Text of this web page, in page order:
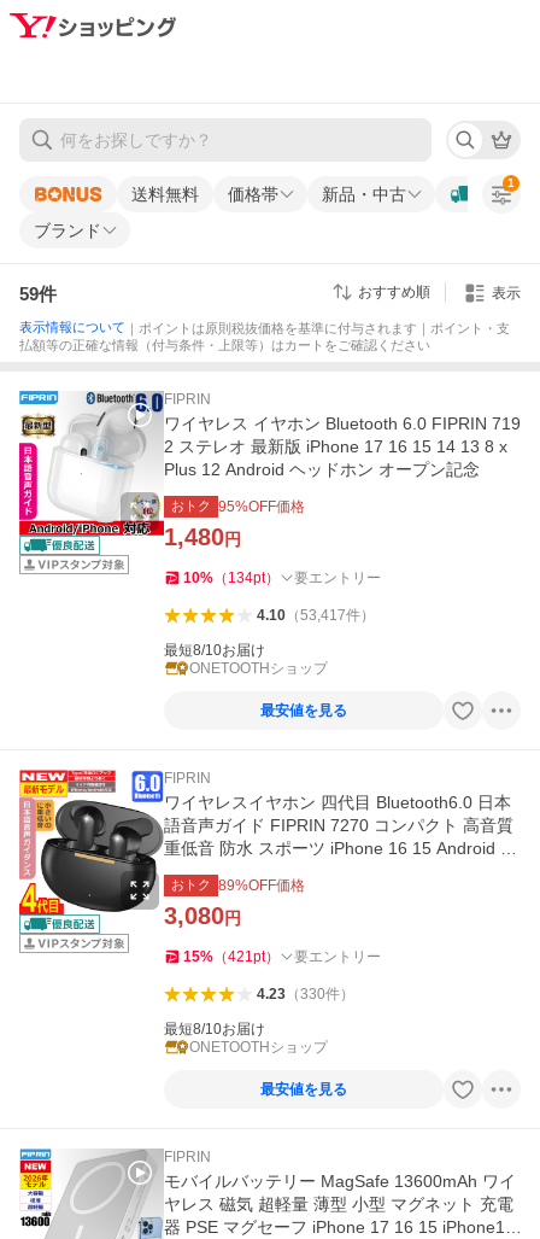
送料無料 価格帯
新品・中古
ブランド
1
59件 おすすめ順 表示
表示情報について ｜ポイントは原則税抜価格を基準に付与されます｜ポイント・支
払額等の正確な情報（付与条件・上限等）はカートをご確認ください
FIPRIN
ワイヤレス イヤホン Bluetooth 6.0 FIPRIN 719
2 ステレオ 最新版 iPhone 17 16 15 14 13 8 x
Plus 12 Android ヘッドホン オープン記念
おトク 95%OFF価格
1,480円
10% （ 134pt） 要エントリー
4.10（53,417件）
最短8/10お届け
ONETOOTHショップ
最安値を見る
FIPRIN
ワイヤレスイヤホン 四代目 Bluetooth6.0 日本
語音声ガイド FIPRIN 7270 コンパクト 高音質
重低音 防水 スポーツ iPhone 16 15 Android ブ
ルートゥース 最新型
おトク 89%OFF価格
3,080円
15% （421pt） 要エントリー
4.23（330件）
最短8/10お届け
ONETOOTHショップ
最安値を見る
FIPRIN
モバイルバッテリー MagSafe 13600mAh ワイ
ヤレス 磁気 超軽量 薄型 小型 マグネット 充電
器 PSE マグセーフ iPhone 17 16 15 iPhone14